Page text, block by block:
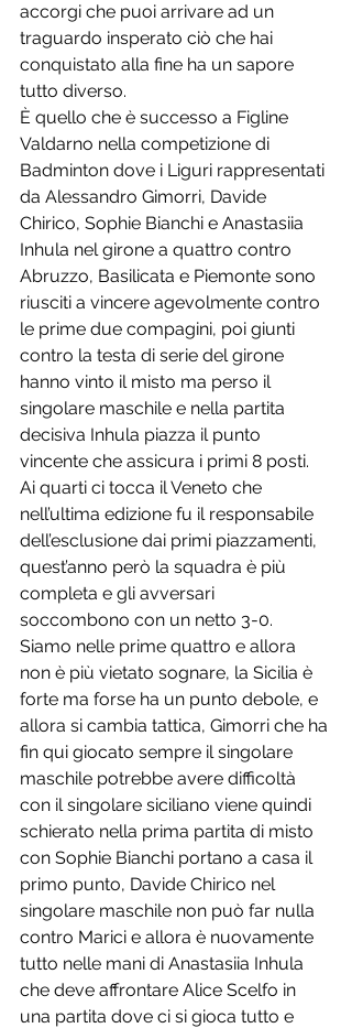
accorgi che puoi arrivare ad un
traguardo insperato ciò che hai
conquistato alla fine ha un sapore
tutto diverso.
È quello che è successo a Figline
Valdarno nella competizione di
Badminton dove i Liguri rappresentati
da Alessandro Gimorri, Davide
Chirico, Sophie Bianchi e Anastasiia
Inhula nel girone a quattro contro
Abruzzo, Basilicata e Piemonte sono
riusciti a vincere agevolmente contro
le prime due compagini, poi giunti
contro la testa di serie del girone
hanno vinto il misto ma perso il
singolare maschile e nella partita
decisiva Inhula piazza il punto
vincente che assicura i primi 8 posti.
Ai quarti ci tocca il Veneto che
nell’ultima edizione fu il responsabile
dell’esclusione dai primi piazzamenti,
quest’anno però la squadra è più
completa e gli avversari
soccombono con un netto 3-0.
Siamo nelle prime quattro e allora
non è più vietato sognare, la Sicilia è
forte ma forse ha un punto debole, e
allora si cambia tattica, Gimorri che ha
fin qui giocato sempre il singolare
maschile potrebbe avere difficoltà
con il singolare siciliano viene quindi
schierato nella prima partita di misto
con Sophie Bianchi portano a casa il
primo punto, Davide Chirico nel
singolare maschile non può far nulla
contro Marici e allora è nuovamente
tutto nelle mani di Anastasiia Inhula
che deve affrontare Alice Scelfo in
una partita dove ci si gioca tutto e